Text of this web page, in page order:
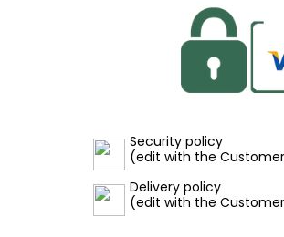
Security policy
(edit with the
Delivery policy
(edit with the